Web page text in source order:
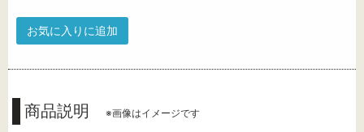
お気に入りに追加
商品説明 ※画像はイメージです